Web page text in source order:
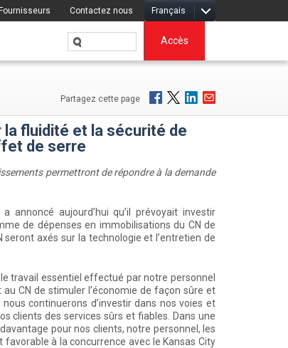
Français
Fournisseurs Contactez nous
Accès
Partagez cette page
fluidité et la sécurité de
de serre
permettront de répondre à la demande
a annoncé aujourd’hui qu’il prévoyait investir
de dépenses en immobilisations du CN de
seront axés sur la technologie et l’entretien de
travail essentiel effectué par notre personnel
CN de stimuler l’économie de façon sûre et
continuerons d’investir dans nos voies et
clients des services sûrs et fiables. Dans une
pour nos clients, notre personnel, les
à la concurrence avec le Kansas City